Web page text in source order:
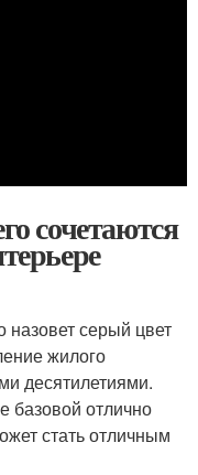
сочетаются
серый цвет
жилого
десятилетиями.
базовой отлично
стать отличным